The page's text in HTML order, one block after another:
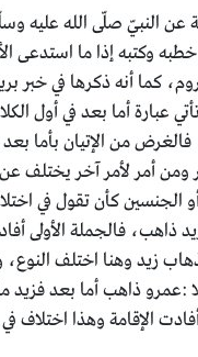
عن النبيّ صلّى الله عليه
وكتبه إذا ما استدعى
كما أنه ذكرها في خبر
عبارة أما بعد في أول
من الإتيان بأما بعد
ومن أمر لأمر آخر يختلف
الجنسين كأن تقول في
ذاهب، فالجملة الأولى
زيد وهنا اختلف
:عمرو ذاهب أما بعد فزيد
الإقامة وهذا اختلاف